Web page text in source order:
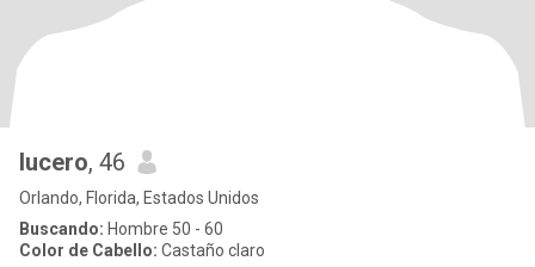
lucero, 46
Orlando, Florida, Estados Unidos
Buscando: Hombre 50 - 60
Color de Cabello: Castaño claro